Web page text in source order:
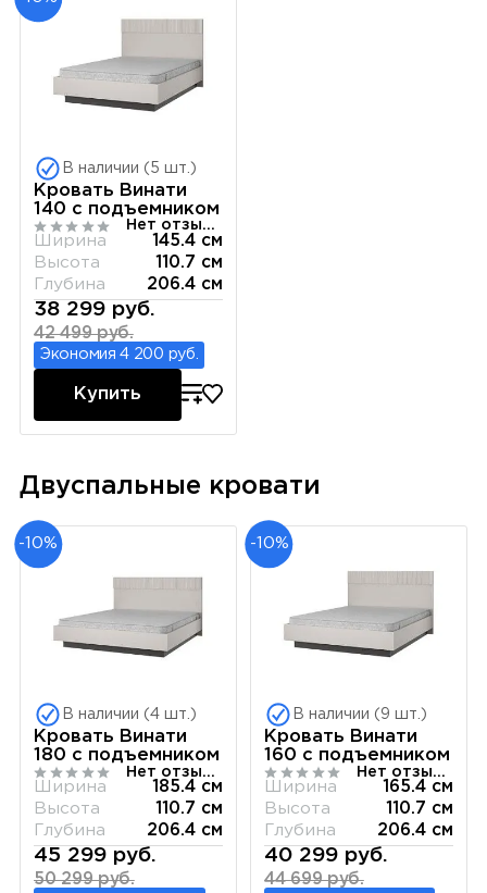
В наличии (5 шт.)
Кровать Винати
140 с подъемником
Нет отзывов
Ширина
145.4 см
Высота
110.7 см
Глубина
206.4 см
38 299 руб.
42 499 руб.
Экономия 4 200 руб.
Купить
Двуспальные кровати
-10%
В наличии (4 шт.)
Кровать Винати
180 с подъемником
Нет отзывов
Ширина
185.4 см
Высота
110.7 см
Глубина
206.4 см
45 299 руб.
50 299 руб.
-10%
В наличии (9 шт.)
Кровать Винати
160 с подъемником
Нет отзывов
Ширина
165.4 см
Высота
110.7 см
Глубина
206.4 см
40 299 руб.
44 699 руб.